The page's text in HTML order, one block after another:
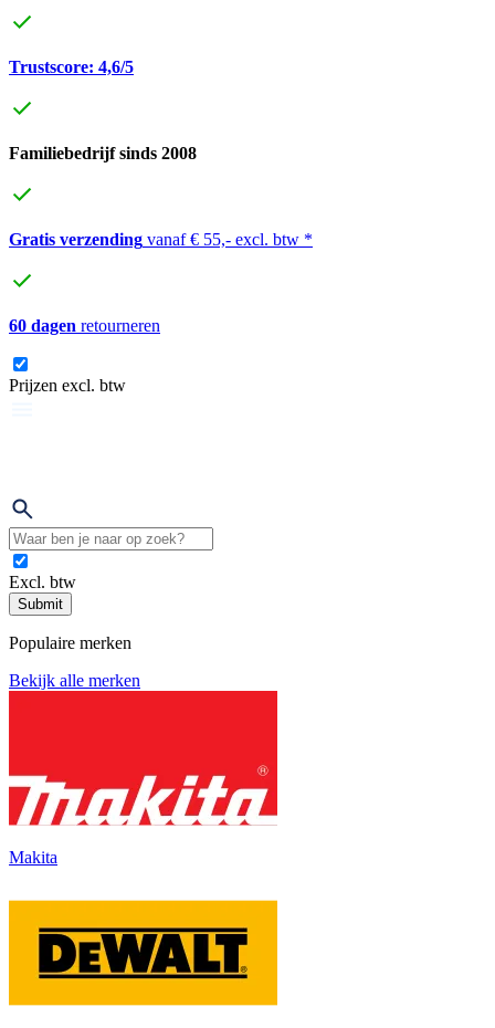
Trustscore: 4,6/5
Familiebedrijf sinds 2008
Gratis verzending vanaf € 55,- excl. btw *
60 dagen retourneren
Prijzen excl. btw
Excl. btw
Submit
Populaire merken
Bekijk alle merken
Makita